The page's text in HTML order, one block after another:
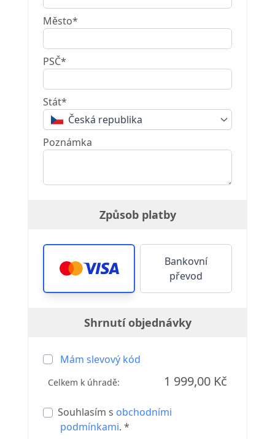
Město*
PSČ*
Stát*
Česká republika
Poznámka
Způsob platby
Bankovní
převod
Shrnutí objednávky
Mám slevový kód
Celkem k úhradě: 1 999,00 Kč
Souhlasím s obchodními
podmínkami. *